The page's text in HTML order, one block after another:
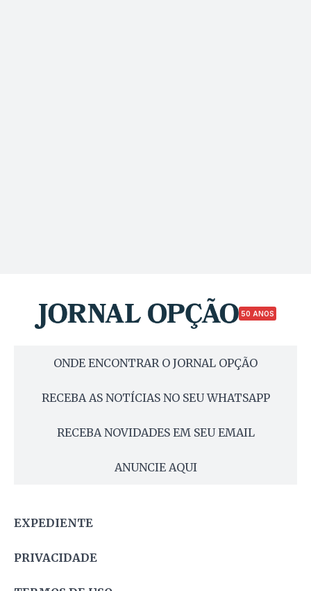
50 ANOS
ONDE ENCONTRAR O JORNAL OPÇÃO
RECEBA AS NOTÍCIAS NO SEU WHATSAPP
RECEBA NOVIDADES EM SEU EMAIL
ANUNCIE AQUI
EXPEDIENTE
PRIVACIDADE